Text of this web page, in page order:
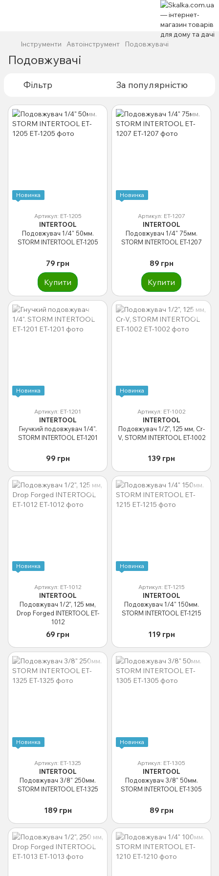
Інструменти Автоінструмент Подовжувачі
Подовжувачі
Фільтр За популярністю
Новинка
Артикул: ET-1205
INTERTOOL
Подовжувач 1/4" 50мм.
STORM INTERTOOL ET-1205
79 грн
Купити
Новинка
Артикул: ET-1207
INTERTOOL
Подовжувач 1/4" 75мм.
STORM INTERTOOL ET-1207
89 грн
Купити
Новинка
Артикул: ET-1201
INTERTOOL
Гнучкий подовжувач 1/4".
STORM INTERTOOL ET-1201
99 грн
Новинка
Артикул: ET-1002
INTERTOOL
Подовжувач 1/2", 125 мм, Cr-
V, STORM INTERTOOL ET-1002
139 грн
Новинка
Артикул: ET-1012
INTERTOOL
Подовжувач 1/2", 125 мм,
Drop Forged INTERTOOL ET-
1012
69 грн
Новинка
Артикул: ET-1215
INTERTOOL
Подовжувач 1/4" 150мм.
STORM INTERTOOL ET-1215
119 грн
Новинка
Артикул: ET-1325
INTERTOOL
Подовжувач 3/8" 250мм.
STORM INTERTOOL ET-1325
189 грн
Новинка
Артикул: ET-1305
INTERTOOL
Подовжувач 3/8" 50мм.
STORM INTERTOOL ET-1305
89 грн